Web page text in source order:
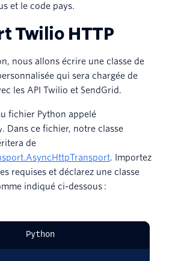
et le code pays.
Twilio HTTP
nous allons écrire une classe de
qui sera chargée de
les API Twilio et SendGrid.
fichier Python appelé
. Dans ce fichier, notre classe
de
. Importez
requises et déclarez une classe
indiqué ci-dessous :
Python